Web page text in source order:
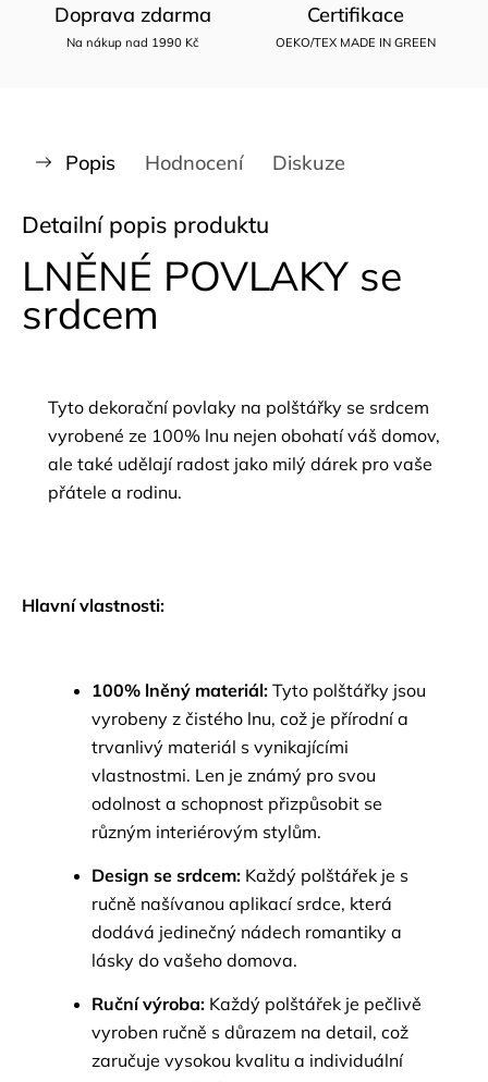
Doprava zdarma
Na nákup nad 1990 Kč
Certifikace
OEKO/TEX MADE IN GREEN
Popis Hodnocení Diskuze
Detailní popis produktu
LNĚNÉ POVLAKY se
srdcem
Tyto dekorační povlaky na polštářky se srdcem
vyrobené ze 100% lnu nejen obohatí váš domov,
ale také udělají radost jako milý dárek pro vaše
přátele a rodinu.
Hlavní vlastnosti:
100% lněný materiál: Tyto polštářky jsou
vyrobeny z čistého lnu, což je přírodní a
trvanlivý materiál s vynikajícími
vlastnostmi. Len je známý pro svou
odolnost a schopnost přizpůsobit se
různým interiérovým stylům.
Design se srdcem: Každý polštářek je s
ručně našívanou aplikací srdce, která
dodává jedinečný nádech romantiky a
lásky do vašeho domova.
Ruční výroba: Každý polštářek je pečlivě
vyroben ručně s důrazem na detail, což
zaručuje vysokou kvalitu a individuální